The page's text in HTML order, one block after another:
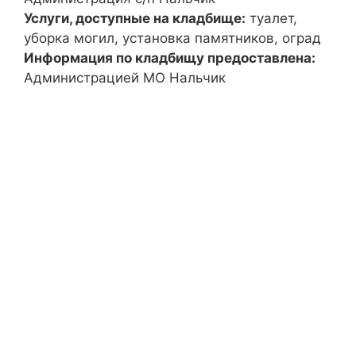
Услуги, доступные на кладбище: туалет,
уборка могил, установка памятников, оград
Информация по кладбищу предоставлена:
Администрацией МО Нальчик